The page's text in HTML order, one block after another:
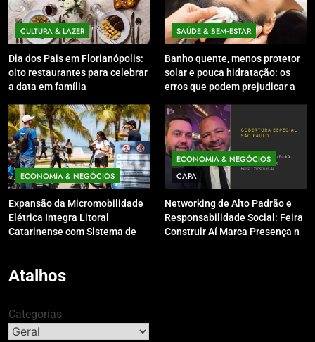
CULTURA & LAZER
Dia dos Pais em Florianópolis:
oito restaurantes para celebrar
a data em família
SAÚDE & BEM‑ESTAR
Banho quente, menos protetor
solar e pouca hidratação: os
erros que podem prejudicar a
inverno
ECONOMIA & NEGÓCIOS
Expansão da Micromobilidade
Elétrica Integra Litoral
Catarinense com Sistema de
ECONOMIA & NEGÓCIOS
CAPA
Networking de Alto Padrão e
Responsabilidade Social: Feira
Construir Aí Marca Presença no
Atalhos
Categorias